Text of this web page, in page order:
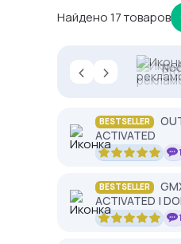
Найдено 17 товаров
‹ ›
BESTSELLER
ACTIVATED
1
BESTSELLER
ACTIVATED |
1